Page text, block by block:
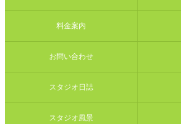
料金案内
お問い合わせ
スタジオ日誌
スタジオ風景